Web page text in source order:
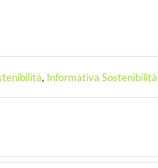
, Informativa Sostenibilità